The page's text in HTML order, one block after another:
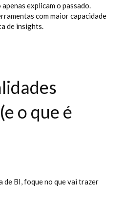
explicam o passado.
com maior capacidade
de insights.
o que é
de BI, foque no que vai trazer